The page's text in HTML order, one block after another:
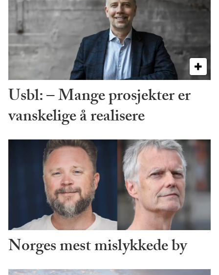
Usbl: – Mange prosjekter er
vanskelige å realisere
Norges mest mislykkede by